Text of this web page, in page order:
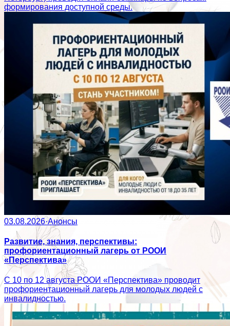
формирования доступной среды.
03.08.2026·Анонсы
Развитие, знания, перспективы:
профориентационный лагерь от РООИ
«Перспектива»
С 10 по 12 августа РООИ «Перспектива» проводит
профориентационный лагерь для молодых людей с
инвалидностью.